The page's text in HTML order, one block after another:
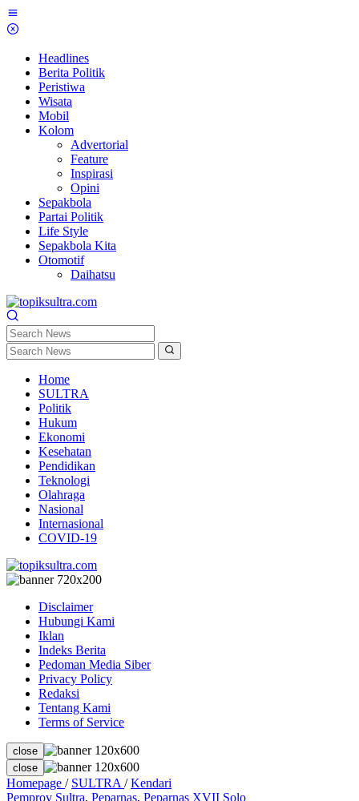
Skip
to
Headlines
Berita Politik
Peristiwa
Wisata
Mobil
Kolom
Advertorial
Feature
Inspirasi
Opini
Sepakbola
Partai Politik
Life Style
Sepakbola Kita
Otomotif
Daihatsu
Home
SULTRA
Politik
Hukum
Ekonomi
Kesehatan
Pendidikan
Teknologi
Olahraga
Nasional
Internasional
COVID-19
Disclaimer
Hubungi Kami
Iklan
Indeks Berita
Pedoman Media Siber
Privacy Policy
Redaksi
Tentang Kami
Terms of Service
close
close
Homepage / SULTRA / Kendari
di
Pemprov Sultra, Peparnas, Peparnas XVII Solo